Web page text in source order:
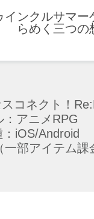
インクルサマ
らめく三つ
コネクト！
：アニメRPG
iOS/Android
一部アイテム課